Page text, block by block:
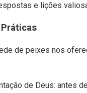
e lições
de peixes nos
de Deus: antes